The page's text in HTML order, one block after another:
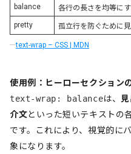
balance
各行の長さを均等に
pretty
孤立行を防ぐために
text-wrap – CSS | MDN
使用例：ヒーローセクション
text-wrap: balanceは、
介文といった短いテキストの
です。これにより、視覚的に
象になります。